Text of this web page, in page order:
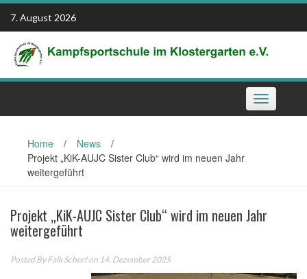
Skip
content
7. August 2026
Toggle
navigation
Home / News
/
Projekt „KiK-AUJC Sister Club“ wird im neuen Jahr
weitergeführt
Projekt „KiK-AUJC Sister Club“ wird im neuen Jahr
weitergeführt
Posted ByFalk Scherfon 14. Dezember 2025